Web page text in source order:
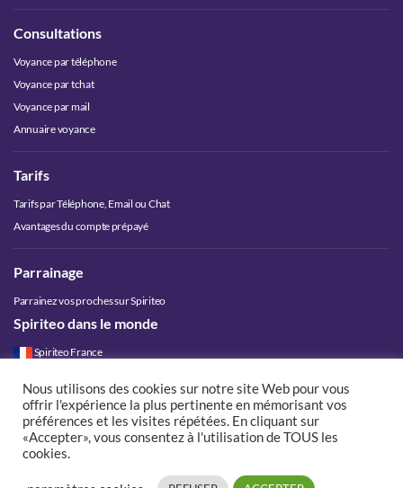
Consultations
Voyance par téléphone
Voyance par tchat
Voyance par mail
Annuaire voyance
Tarifs
Tarifs par Téléphone, Email ou Chat
Avantages du compte prépayé
Parrainage
Parrainez vos proches sur Spiriteo
Spiriteo dans le monde
Spiriteo France
Spiriteo Luxembourg
Spiriteo Suisse
Spiriteo Canada
Nous utilisons des cookies sur notre site Web pour vous
offrir l'expérience la plus pertinente en mémorisant vos
préférences et les visites répétées. En cliquant sur
«Accepter», vous consentez à l'utilisation de TOUS les
cookies.